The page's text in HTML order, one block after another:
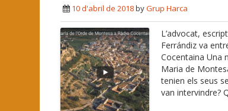
10 d'abril de 2018byGrup Harca
L’advocat,
Ferrándiz va
Cocentaina Una
Maria de
tenien els seus
van intervindre?